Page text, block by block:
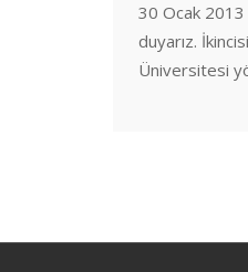
30 Ocak 2013
duyarız.
Üniversitesi